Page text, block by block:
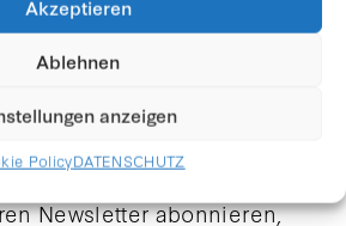
Akzeptieren
Ablehnen
anzeigen
PolicyDATENSCHUTZ
unter
dlpage/gaoptout
über Mailchimp
Newsletter abonnieren,